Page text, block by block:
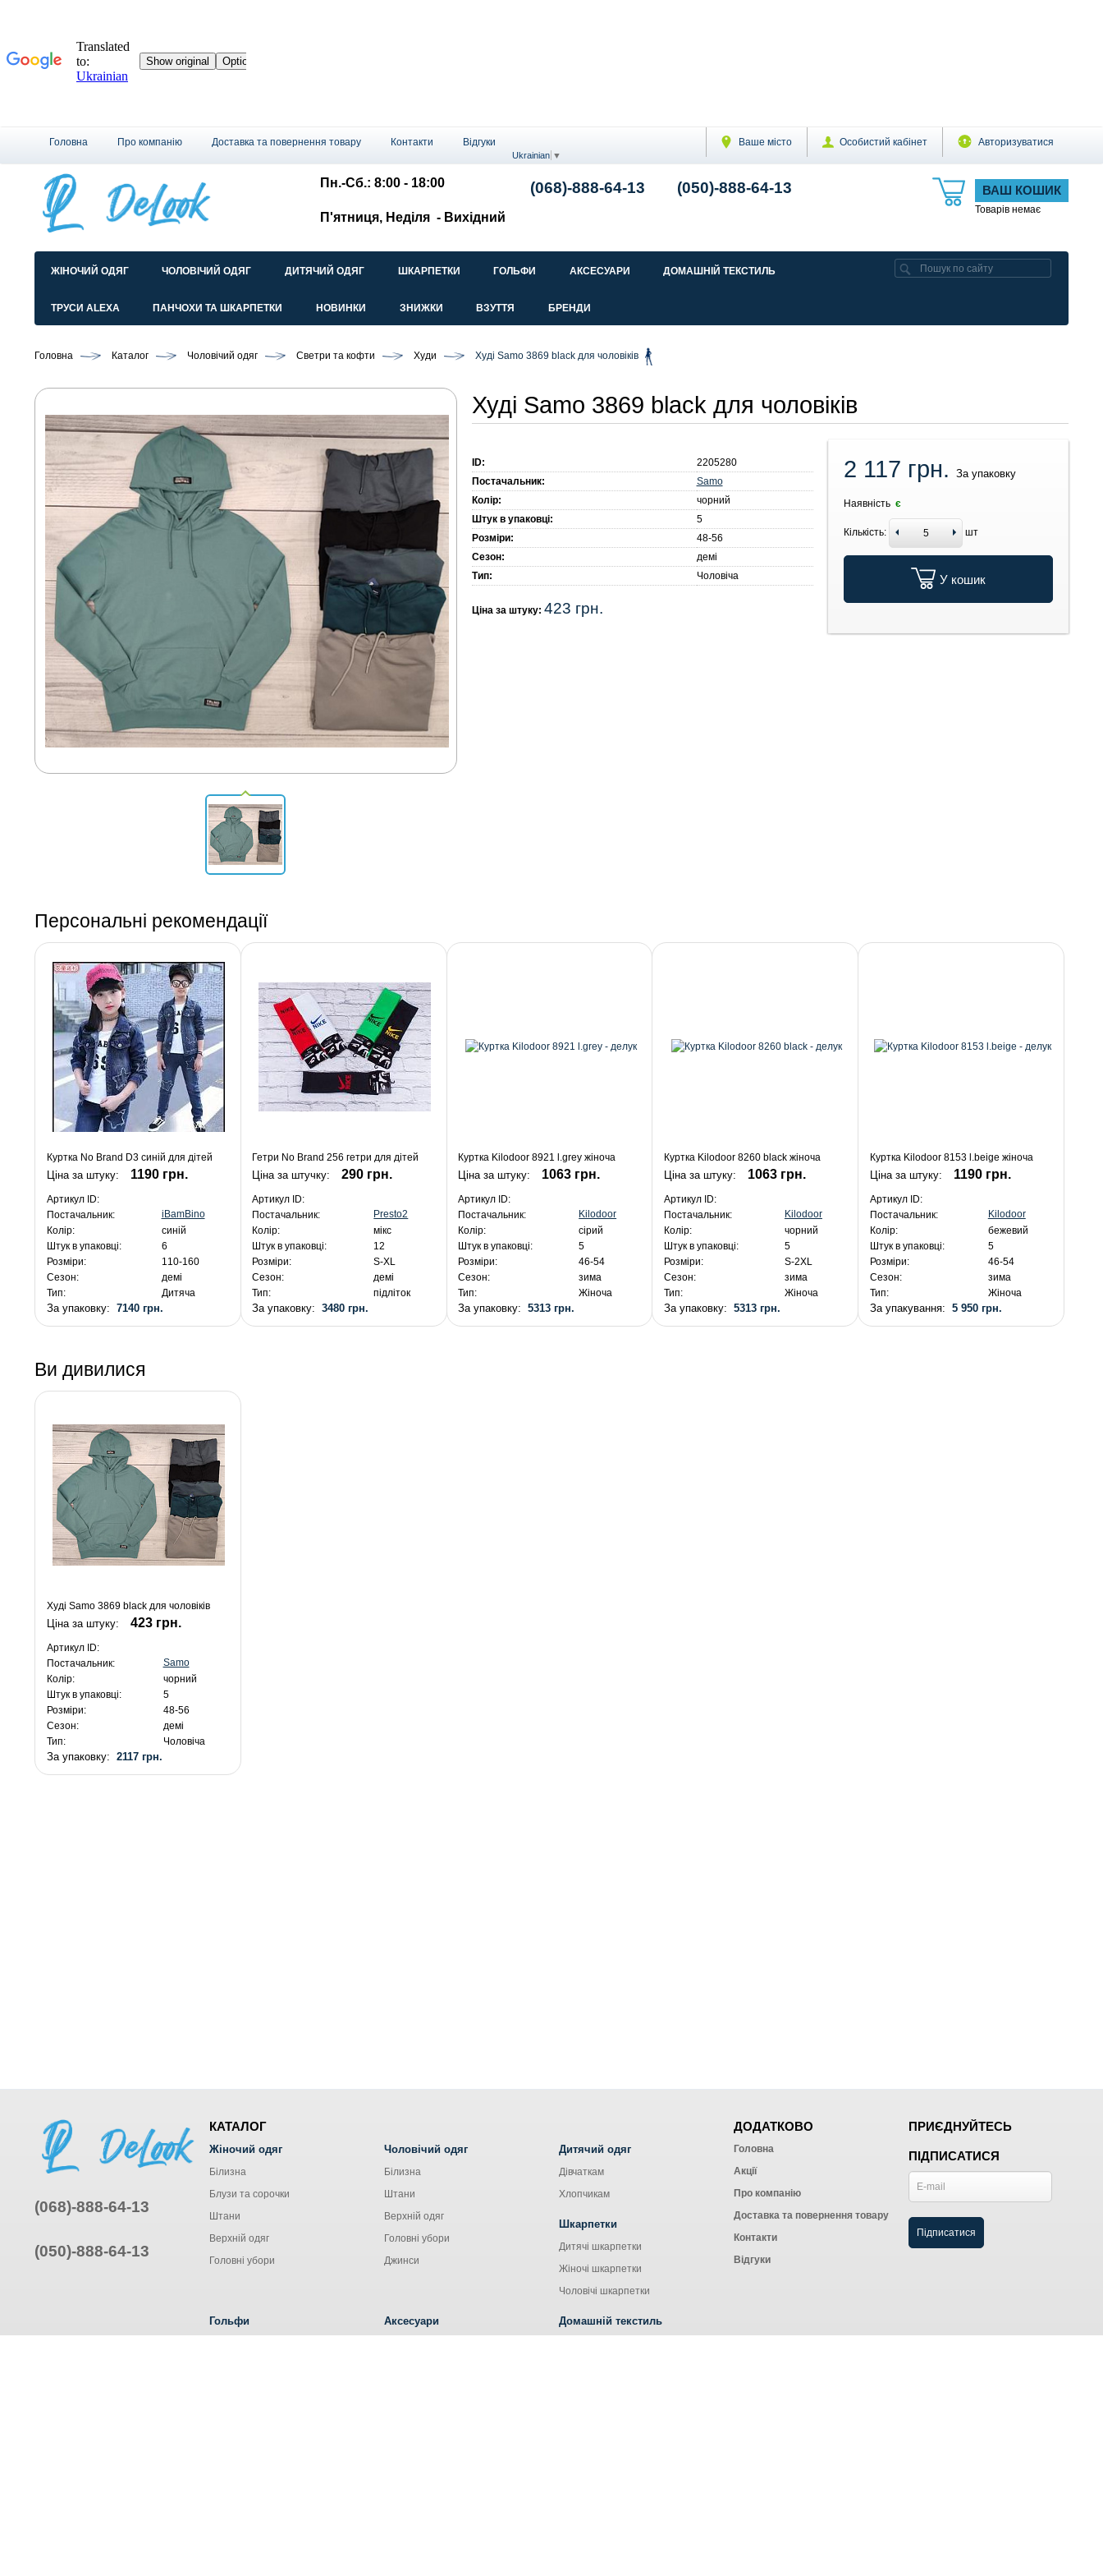
Ваше місто Особистий кабінет Авторизуватися
Головна Про компанію Доставка та повернення товару Контакти Відгуки
Ukrainian ▼
ВАШ КОШИК
Товарів немає
Пн.-Сб.: 8:00 - 18:00
П'ятниця, Неділя - Вихідний
(068)-888-64-13 (050)-888-64-13
ЖІНОЧИЙ ОДЯГ ЧОЛОВІЧИЙ ОДЯГ ДИТЯЧИЙ ОДЯГ ШКАРПЕТКИ ГОЛЬФИ АКСЕСУАРИ ДОМАШНІЙ ТЕКСТИЛЬ
ТРУСИ ALEXA ПАНЧОХИ ТА ШКАРПЕТКИ НОВИНКИ ЗНИЖКИ ВЗУТТЯ БРЕНДИ
Головна Каталог Чоловічий одяг Светри та кофти Худи Худі Samo 3869 black для чоловіків
Худі Samo 3869 black для чоловіків
ID:
2205280
Постачальник:
Samo
Колір:
чорний
Штук в упаковці:
5
Розміри:
48-56
Сезон:
демі
Тип:
Чоловіча
Ціна за штуку: 423 грн.
2 117 грн.За упаковку
Наявність є
Кількість: шт
У кошик
Персональні рекомендації
Куртка No Brand D3 синій для дітей
Ціна за штуку: 1190 грн.
Артикул ID:
Постачальник:
iBamBino
Колір:
синій
Штук в упаковці:
6
Розміри:
110-160
Сезон:
демі
Тип:
Дитяча
За упаковку: 7140 грн.
Гетри No Brand 256 гетри для дітей
Ціна за штучку: 290 грн.
Артикул ID:
Постачальник:
Presto2
Колір:
мікс
Штук в упаковці:
12
Розміри:
S-XL
Сезон:
демі
Тип:
підліток
За упаковку:3480 грн.
Куртка Kilodoor 8921 l.grey жіноча
Ціна за штуку: 1063 грн.
Артикул ID:
Постачальник:
Kilodoor
Колір:
сірий
Штук в упаковці:
5
Розміри:
46-54
Сезон:
зима
Тип:
Жіноча
За упаковку:5313 грн.
Куртка Kilodoor 8260 black жіноча
Ціна за штуку: 1063 грн.
Артикул ID:
Постачальник:
Kilodoor
Колір:
чорний
Штук в упаковці:
5
Розміри:
S-2XL
Сезон:
зима
Тип:
Жіноча
За упаковку: 5313 грн.
Куртка Kilodoor 8153 l.beige жіноча
Ціна за штуку: 1190 грн.
Артикул ID:
Постачальник:
Kilodoor
Колір:
бежевий
Штук в упаковці:
5
Розміри:
46-54
Сезон:
зима
Тип:
Жіноча
За упакування: 5 950 грн.
Ви дивилися
Худі Samo 3869 black для чоловіків
Ціна за штуку: 423 грн.
Артикул ID:
Постачальник:
Samo
Колір:
чорний
Штук в упаковці:
5
Розміри:
48-56
Сезон:
демі
Тип:
Чоловіча
За упаковку: 2117 грн.
(068)-888-64-13
(050)-888-64-13
КАТАЛОГ
Жіночий одяг
Білизна
Блузи та сорочки
Штани
Верхній одяг
Головні убори
Чоловічий одяг
Білизна
Штани
Верхній одяг
Головні убори
Джинси
Дитячий одяг
Дівчаткам
Хлопчикам
Шкарпетки
Дитячі шкарпетки
Жіночі шкарпетки
Чоловічі шкарпетки
Гольфи Аксесуари Домашній текстиль
ДОДАТКОВО
Головна
Акції
Про компанію
Доставка та повернення товару
Контакти
Відгуки
ПРИЄДНУЙТЕСЬ
ПІДПИСАТИСЯ